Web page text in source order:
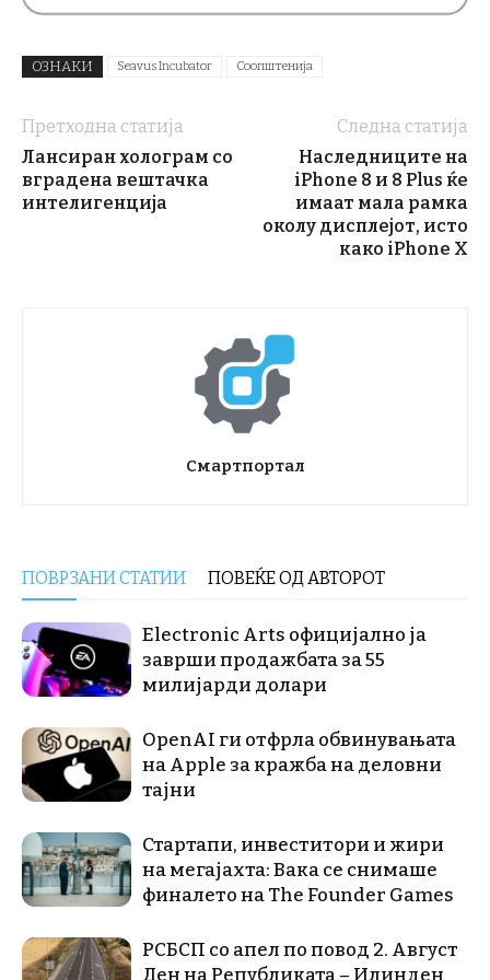
ОЗНАКИ Seavus Incubator Соопштенија
Претходна статија
Лансиран холограм со
вградена вештачка
интелигенција
Следна статија
Наследниците на
iPhone 8 и 8 Plus ќе
имаат мала рамка
околу дисплејот, исто
како iPhone X
Смартпортал
ПОВРЗАНИ СТАТИИ ПОВЕЌЕ ОД АВТОРОТ
Electronic Arts официјално ја
заврши продажбата за 55
милијарди долари
OpenAI ги отфрла обвинувањата
на Apple за кражба на деловни
тајни
Стартапи, инвеститори и жири
на мегајахта: Вака се снимаше
финалето на The Founder Games
РСБСП со апел по повод 2. Август
Ден на Републиката – Илинден